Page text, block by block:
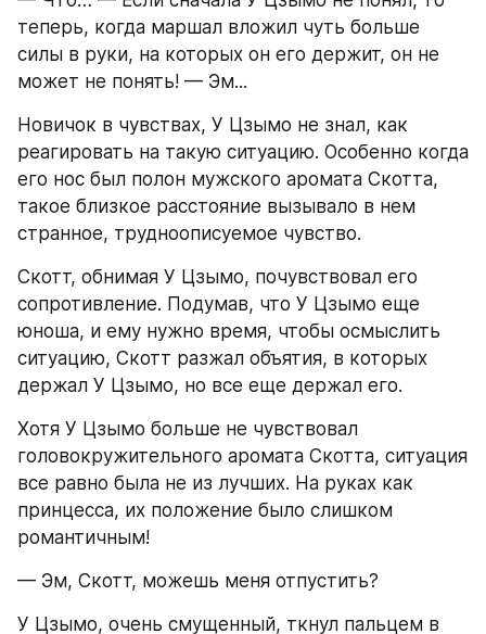
теперь, когда маршал вложил чуть больше
силы в руки, на которых он его держит, он не
может не понять! — Эм...
Новичок в чувствах, У Цзымо не знал, как
реагировать на такую ситуацию. Особенно когда
его нос был полон мужского аромата Скотта,
такое близкое расстояние вызывало в нем
странное, трудноописуемое чувство.
Скотт, обнимая У Цзымо, почувствовал его
сопротивление. Подумав, что У Цзымо еще
юноша, и ему нужно время, чтобы осмыслить
ситуацию, Скотт разжал объятия, в которых
держал У Цзымо, но все еще держал его.
Хотя У Цзымо больше не чувствовал
головокружительного аромата Скотта, ситуация
все равно была не из лучших. На руках как
принцесса, их положение было слишком
романтичным!
— Эм, Скотт, можешь меня отпустить?
У Цзымо, очень смущенный, ткнул пальцем в